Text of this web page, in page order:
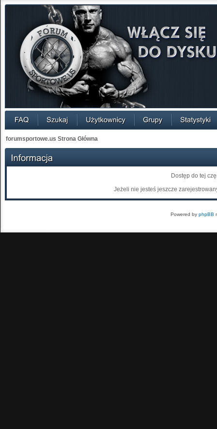
forumsportowe.us Strona Główna
Dostęp do tej
Jeżeli nie jesteś jeszcze
Powered by phpBB